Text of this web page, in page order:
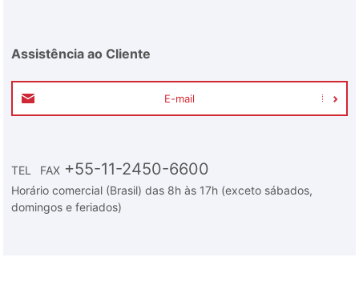
Assistência ao Cliente
E-mail
TEL FAX +55-11-2450-6600
Horário comercial (Brasil) das 8h às 17h (exceto sábados,
domingos e feriados)